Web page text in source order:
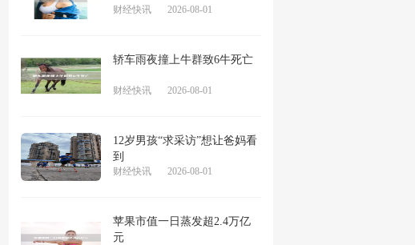
财经快讯 2026-08-01
轿车雨夜撞上牛群致6牛死亡
财经快讯 2026-08-01
12岁男孩“求采访”想让爸妈看
到
财经快讯 2026-08-01
苹果市值一日蒸发超2.4万亿
元